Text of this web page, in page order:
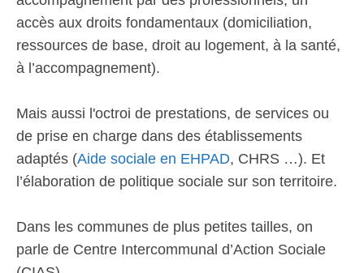
accès aux droits fondamentaux (domiciliation,
ressources de base, droit au logement, à la santé,
à l’accompagnement).
Mais aussi l'octroi de prestations, de services ou
de prise en charge dans des établissements
adaptés (Aide sociale en EHPAD, CHRS …). Et
l’élaboration de politique sociale sur son territoire.
Dans les communes de plus petites tailles, on
parle de Centre Intercommunal d’Action Sociale